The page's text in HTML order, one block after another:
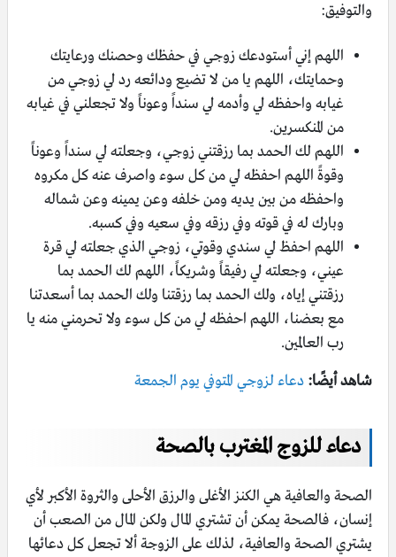
والتوفيق:
اللهم إني أستودعك زوجي في حفظك وحصنك ورعايتك
وحمايتك، اللهم يا من لا تضيع ودائعه رد لي زوجي من
غيابه واحفظه لي وأدمه لي سنداً وعوناً ولا تجعلني في غيابه
من المنكسرين.
اللهم لك الحمد بما رزقتني زوجي، وجعلته لي سنداً وعوناً
وقوةً اللهم احفظه لي من كل سوء واصرف عنه كل مكروه
واحفظه من بين يديه ومن خلفه وعن يمينه وعن شماله
وبارك له في قوته وفي رزقه وفي سعيه وفي كسبه.
اللهم احفظ لي سندي وقوتي، زوجي الذي جعلته لي قرة
عيني، وجعلته لي رفيقاً وشريكاً، اللهم لك الحمد بما
رزقتني إياه، ولك الحمد بما رزقتنا ولك الحمد بما أسعدتنا
مع بعضنا، اللهم احفظه لي من كل سوء ولا تحرمني منه يا
رب العالمين.
شاهد أيضًا: دعاء لزوجي المتوفي يوم الجمعة
دعاء للزوج المغترب بالصحة
الصحة والعافية هي الكنز الأغلى والرزق الأحلى والثروة الأكبر لأي
إنسان، فالصحة يمكن أن تشتري المال ولكن المال من الصعب أن
يشتري الصحة والعافية، لذلك على الزوجة ألا تجعل كل دعائها